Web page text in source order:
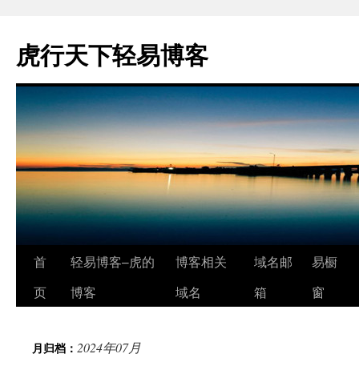
虎行天下轻易博客
跳
至
文
首
页
轻易博客–虎的
博客
博客相关
域名
域名邮
箱
易橱
窗
月归档： 2024年07月